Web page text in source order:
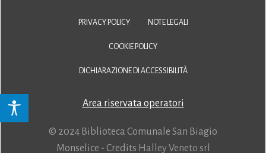
PRIVACY POLICY NOTE LEGALI
COOKIE POLICY
DICHIARAZIONE DI ACCESSIBILITÀ
Area riservata operatori
© 2024 Biblioteca Comunale San Biagio
Monselice - Credits Halley Veneto srl